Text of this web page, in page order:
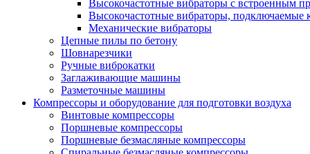
Высокочастотные вибраторы с встроенным
Высокочастотные вибраторы, подключаемые
Механические вибраторы
Цепные пилы по бетону
Шовнарезчики
Ручные виброкатки
Заглаживающие машины
Разметочные машины
Компрессоры и оборудование для подготовки воздуха
Винтовые компрессоры
Поршневые компрессоры
Поршневые безмасляные компрессоры